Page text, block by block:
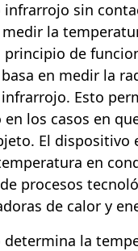
sin
la
principio de
en medir la
Esto
los casos en
El dispositivo
en
procesos
de calor y
la